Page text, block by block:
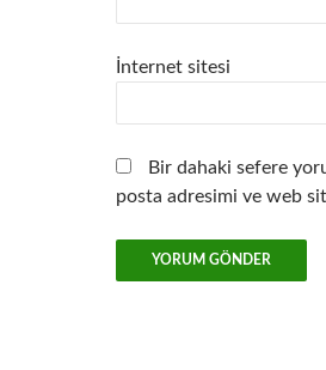
İnternet sitesi
Bir dahaki sefere
posta adresimi ve web